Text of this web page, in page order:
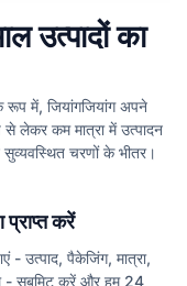
उत्पादों का
में, जियांगजियांग अपने
से लेकर कम मात्रा में उत्पादन
चरणों के भीतर।
प्राप्त करें
उत्पाद, पैकेजिंग, मात्रा,
- सबमिट करें और हम 24